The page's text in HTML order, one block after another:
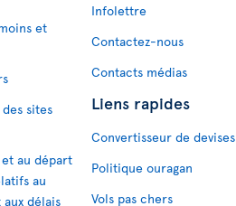
et
sites
et au départ
au
délais
Infolettre
Contactez-nous
Contacts médias
Liens rapides
Convertisseur de devises
Politique ouragan
Vols pas chers